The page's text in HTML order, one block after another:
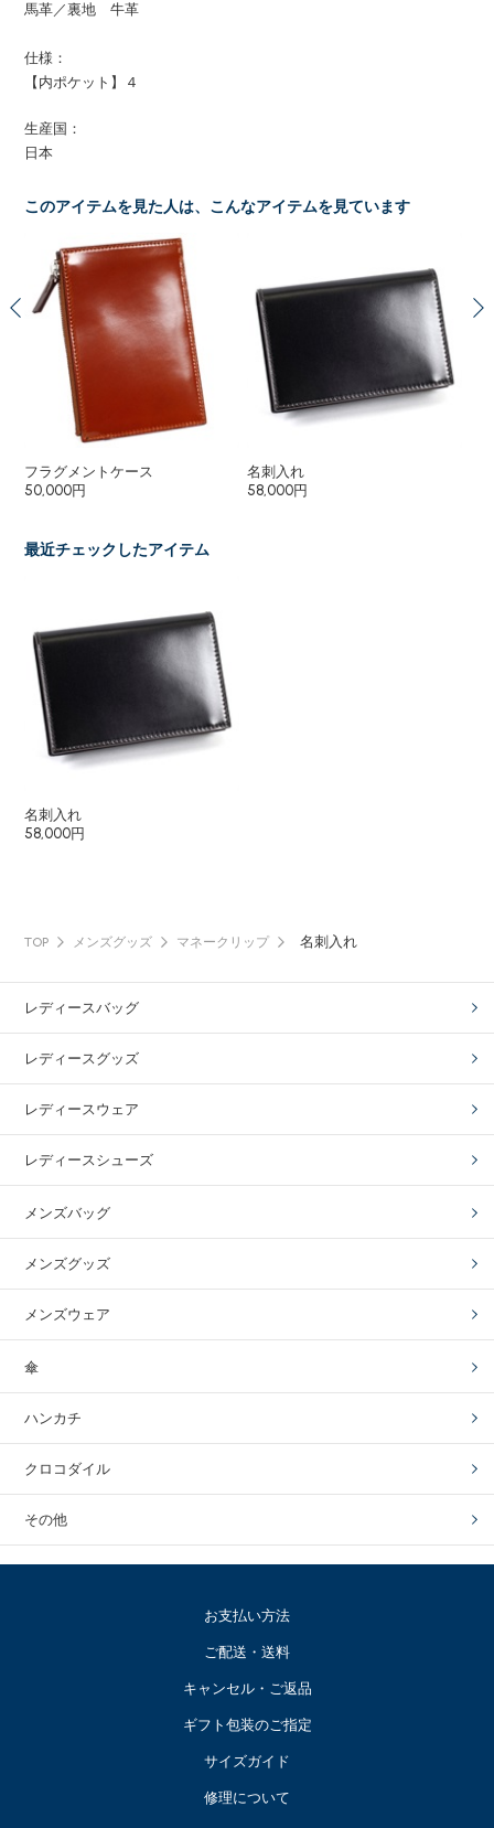
馬革／裏地 牛革
仕様：
【内ポケット】４
生産国：
日本
このアイテムを見た人は、こんなアイテムを見ています
フラグメントケース
50,000円
名刺入れ
58,000円
最近チェックしたアイテム
名刺入れ
58,000円
TOP メンズグッズ マネークリップ 名刺入れ
レディースバッグ
レディースグッズ
レディースウェア
レディースシューズ
メンズバッグ
メンズグッズ
メンズウェア
傘
ハンカチ
クロコダイル
その他
お支払い方法
ご配送・送料
キャンセル・ご返品
ギフト包装のご指定
サイズガイド
修理について